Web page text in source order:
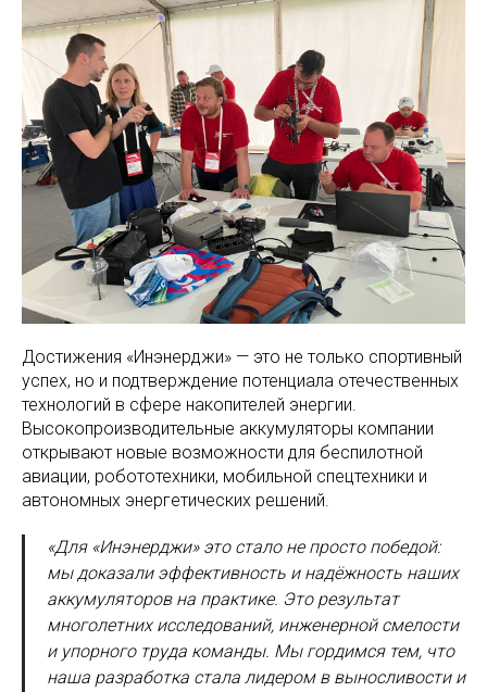
Достижения «Инэнерджи» — это не только спортивный
успех, но и подтверждение потенциала отечественных
технологий в сфере накопителей энергии.
Высокопроизводительные аккумуляторы компании
открывают новые возможности для беспилотной
авиации, робототехники, мобильной спецтехники и
автономных энергетических решений.
«Для «Инэнерджи» это стало не просто победой:
мы доказали эффективность и надёжность наших
аккумуляторов на практике. Это результат
многолетних исследований, инженерной смелости
и упорного труда команды. Мы гордимся тем, что
наша разработка стала лидером в выносливости и